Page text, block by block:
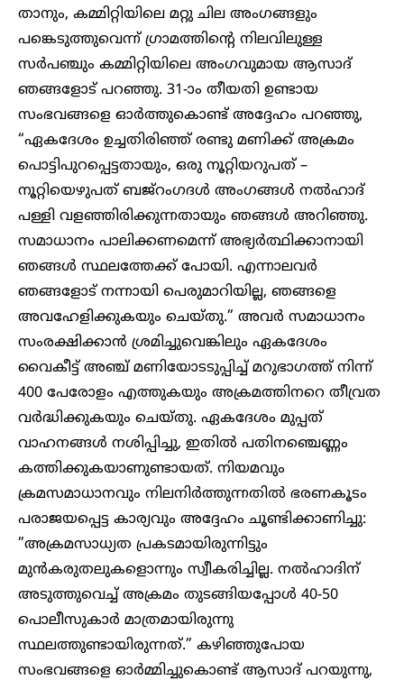
താനും, കമ്മിറ്റിയിലെ മറ്റു ചില അംഗങ്ങളും
പങ്കെടുത്തുവെന്ന് ഗ്രാമത്തിന്റെ നിലവിലുള്ള
സർപഞ്ചും കമ്മിറ്റിയിലെ അംഗവുമായ ആസാദ്
ഞങ്ങളോട് പറഞ്ഞു. 31-ാം തീയതി ഉണ്ടായ
സംഭവങ്ങളെ ഓർത്തുകൊണ്ട് അദ്ദേഹം പറഞ്ഞു,
“ഏകദേശം ഉച്ചതിരിഞ്ഞ് രണ്ടു മണിക്ക് അക്രമം
പൊട്ടിപുറപ്പെട്ടതായും, ഒരു നൂറ്റിയറുപത് –
നൂറ്റിയെഴുപത് ബജ്‌റം​ഗദൾ അംഗങ്ങൾ നൽഹാദ്
പള്ളി വളഞ്ഞിരിക്കുന്നതായും ഞങ്ങൾ അറിഞ്ഞു.
സമാധാനം പാലിക്കണമെന്ന് അഭ്യർത്ഥിക്കാനായി
ഞങ്ങൾ സ്ഥലത്തേക്ക് പോയി. എന്നാലവർ
ഞങ്ങളോട് നന്നായി പെരുമാറിയില്ല, ഞങ്ങളെ
അവഹേളിക്കുകയും ചെയ്തു.” അവർ സമാധാനം
സംരക്ഷിക്കാൻ ശ്രമിച്ചുവെങ്കിലും ഏകദേശം
വൈകീട്ട് അഞ്ച് മണിയോടടുപ്പിച്ച് മറുഭാഗത്ത് നിന്ന്
400 പേരോളം എത്തുകയും അക്രമത്തിനറെ തീവ്രത
വർദ്ധിക്കുകയും ചെയ്തു. ഏകദേശം മുപ്പത്
വാഹനങ്ങൾ നശിപ്പിച്ചു, ഇതിൽ പതിനഞ്ചെണ്ണം
കത്തിക്കുകയാണുണ്ടായത്. നിയമവും
ക്രമസമാധാനവും നിലനിർത്തുന്നതിൽ ഭരണകൂടം
പരാജയപ്പെട്ട കാര്യവും അദ്ദേഹം ചൂണ്ടിക്കാണിച്ചു:
”അക്രമസാധ്യത പ്രകടമായിരുന്നിട്ടും
മുൻകരുതലുകളൊന്നും സ്വീകരിച്ചില്ല. നൽഹാദിന്
അടുത്തുവെച്ച് അക്രമം തുടങ്ങിയപ്പോൾ 40-50
പൊലീസുകാർ മാത്രമായിരുന്നു
സ്ഥലത്തുണ്ടായിരുന്നത്.” കഴിഞ്ഞുപോയ
സംഭവങ്ങളെ ഓർമ്മിച്ചുകൊണ്ട് ആസാദ് പറയുന്നു,